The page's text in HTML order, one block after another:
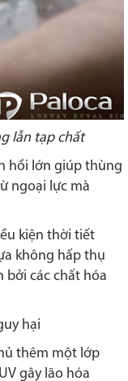
lẫn tạp chất
hồi lớn giúp thùng
ngoại lực mà
kiện thời tiết
không hấp thụ
bởi các chất hóa
hại
thêm một lớp
gây lão hóa